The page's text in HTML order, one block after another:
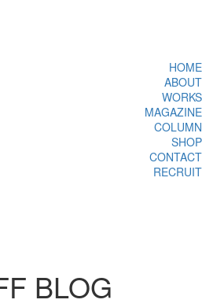
HOME
ABOUT
WORKS
MAGAZINE
COLUMN
SHOP
CONTACT
RECRUIT
BLOG